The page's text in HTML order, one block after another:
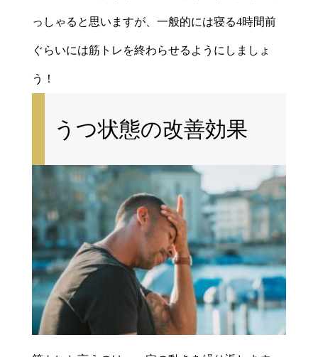
っしゃると思いますが、一般的には寝る4時間前
ぐらいには筋トレを終わらせるようにしましょ
う！
うつ状態の改善効果